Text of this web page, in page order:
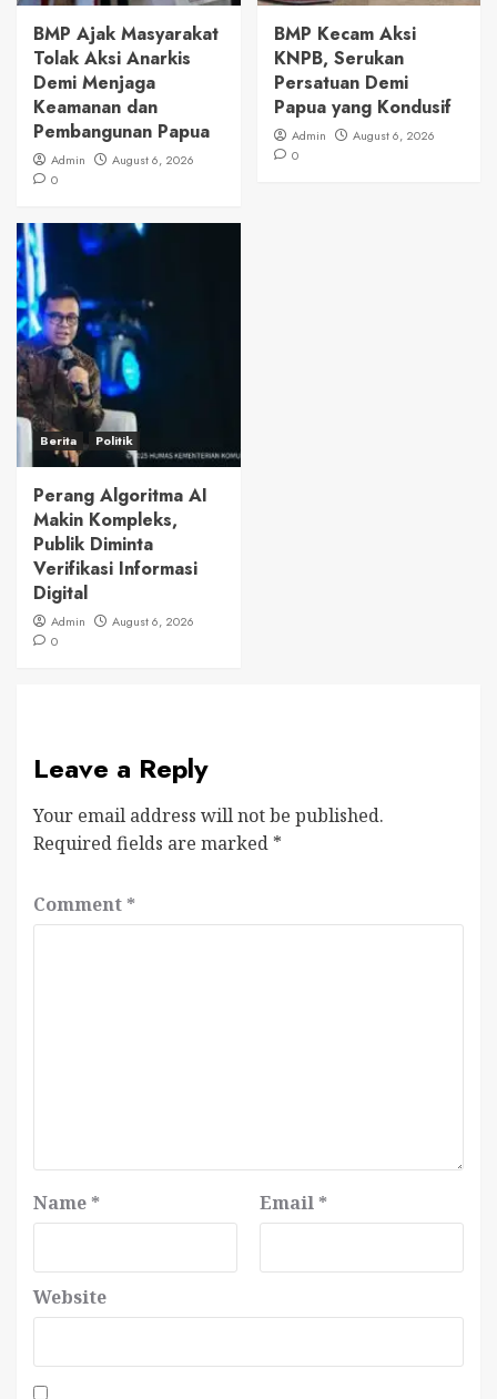
BMP Ajak Masyarakat
Tolak Aksi Anarkis
Demi Menjaga
Keamanan dan
Pembangunan Papua
Admin
August 6, 2026
0
BMP Kecam Aksi
KNPB, Serukan
Persatuan Demi
Papua yang Kondusif
Admin
August 6, 2026
0
Berita Politik
Perang Algoritma AI
Makin Kompleks,
Publik Diminta
Verifikasi Informasi
Digital
Admin
August 6, 2026
0
Leave a Reply
Your email address will not be published.
Required fields are marked *
Comment *
Name * Email *
Website